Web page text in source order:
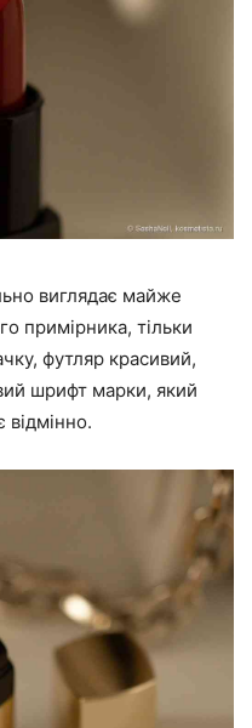
виглядає майже
примірника, тільки
футляр красивий,
шрифт марки, який